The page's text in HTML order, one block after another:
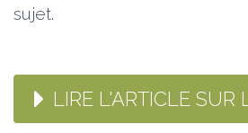
sujet.
LIRE L'ARTICLE SUR